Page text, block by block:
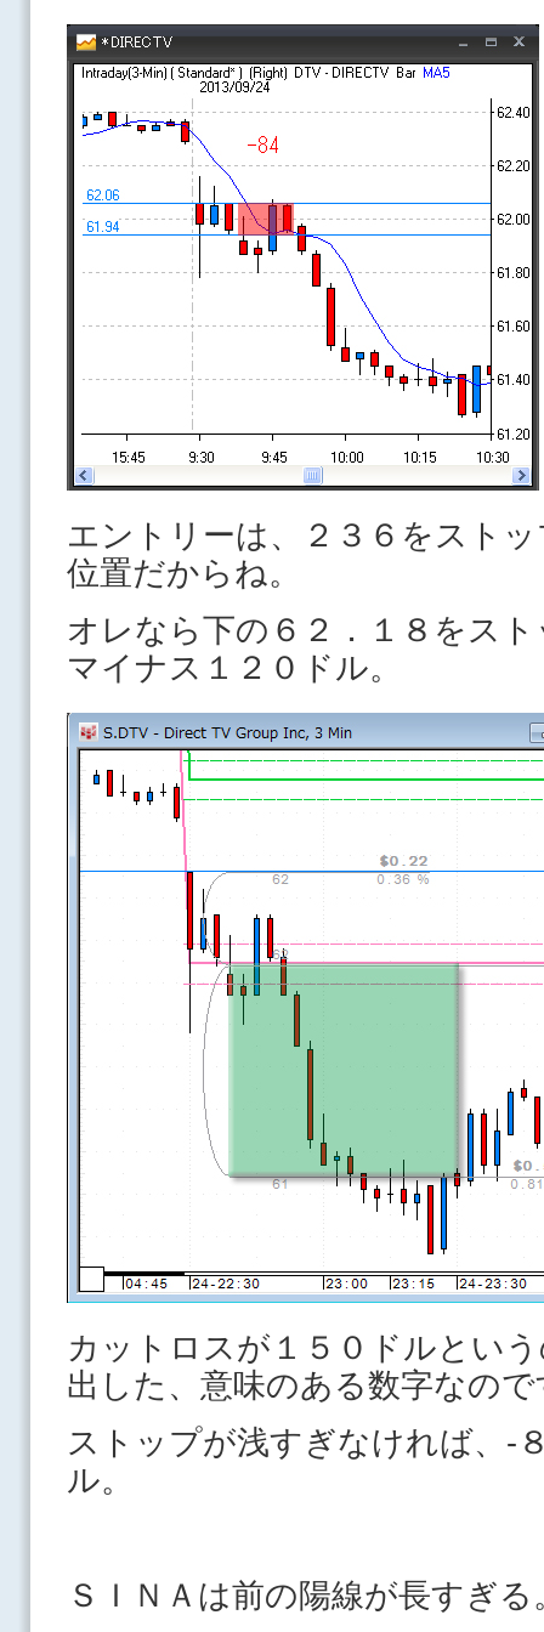
エントリーは、２３６をスト
位置だからね。
オレなら下の６２．１８をス
マイナス１２０ドル。
カットロスが１５０ドルとい
出した、意味のある数字なの
ストップが浅すぎなければ、-
ル。
ＳＩＮＡは前の陽線が長すぎ